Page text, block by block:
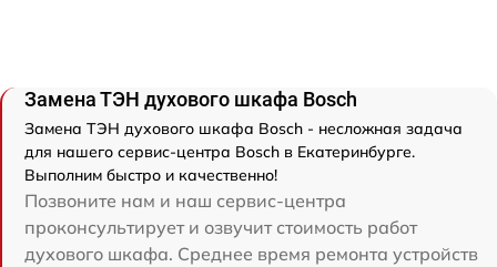
Замена ТЭН духового шкафа Bosch
Замена ТЭН духового шкафа Bosch - несложная задача
для нашего сервис-центра Bosch в Екатеринбурге.
Выполним быстро и качественно!
Позвоните нам и наш сервис-центра
проконсультирует и озвучит стоимость работ
духового шкафа. Среднее время ремонта устройств